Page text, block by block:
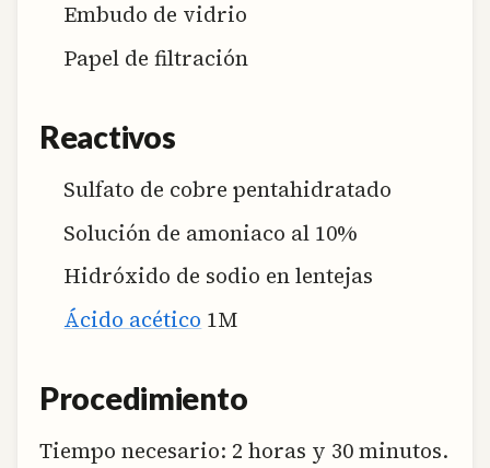
Embudo de vidrio
Papel de filtración
Reactivos
Sulfato de cobre pentahidratado
Solución de amoniaco al 10%
Hidróxido de sodio en lentejas
Ácido acético 1M
Procedimiento
Tiempo necesario: 2 horas y 30 minutos.